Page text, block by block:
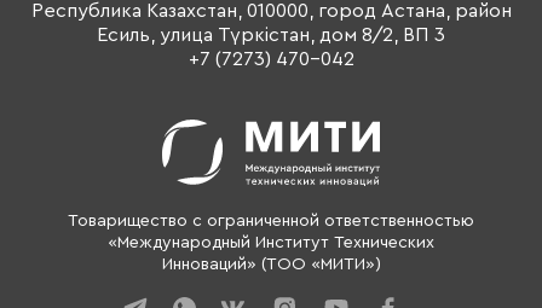
Товарищество с ограниченной ответственностью
«Международный Институт Технических
Инноваций» (ТОО «МИТИ»)
О компании
Контакты
Республика Казахстан, 010000, город Астана, район
Есиль, улица Түркістан, дом 8/2, ВП 3
+7 (7273) 470-042